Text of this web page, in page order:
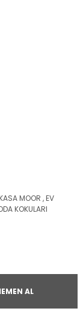
MOOR ,EV
KOKULARI
AL